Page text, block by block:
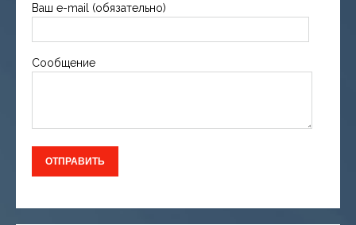
Ваш e-mail (обязательно)
Сообщение